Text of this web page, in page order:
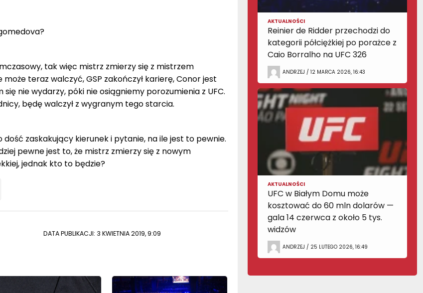
tak więc mistrz zmierzy się z mistrzem
teraz walczyć, GSP zakończył karierę, Conor jest
nie wydarzy, póki nie osiągniemy porozumienia z UFC.
będę walczył z wygranym tego starcia.
zaskakujący kierunek i pytanie, na ile jest to pewnie.
pewne jest to, że mistrz zmierzy się z nowym
jednak kto to będzie?
DATA PUBLIKACJI: 3 KWIETNIA 2019, 9:09
AKTUALNOŚCI
Reinier de Ridder przechodzi do
kategorii półciężkiej po porażce z
Caio Borralho na UFC 326
ANDRZEJ / 12 MARCA 2026, 16:43
AKTUALNOŚCI
UFC w Białym Domu może
kosztować do 60 mln dolarów —
gala 14 czerwca z około 5 tys.
widzów
ANDRZEJ / 25 LUTEGO 2026, 16:49